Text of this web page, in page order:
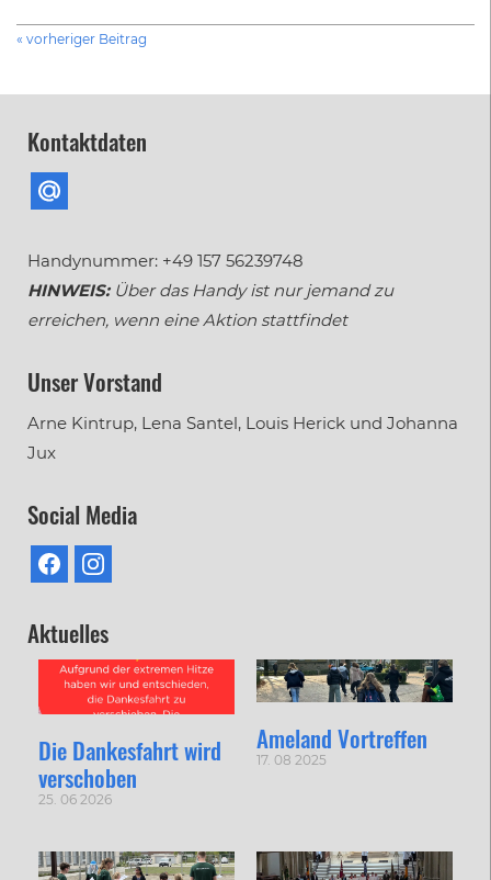
« vorheriger Beitrag
Kontaktdaten
Handynummer: +49 157 56239748
HINWEIS: Über das Handy ist nur jemand zu
erreichen, wenn eine Aktion stattfindet
Unser Vorstand
Arne Kintrup, Lena Santel, Louis Herick und Johanna
Jux
Social Media
Aktuelles
Die Dankesfahrt wird
verschoben
25. 06 2026
Ameland Vortreffen
17. 08 2025